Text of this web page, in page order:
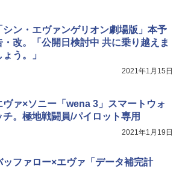
シン・エヴァンゲリオン劇場版」本予
・改。「公開日検討中 共に乗り越えま
ょう。」
2021年1月15日
ヴァ×ソニー「wena 3」スマートウォ
チ。極地戦闘員/パイロット専用
2021年1月19日
ッファロー×エヴァ「データ補完計